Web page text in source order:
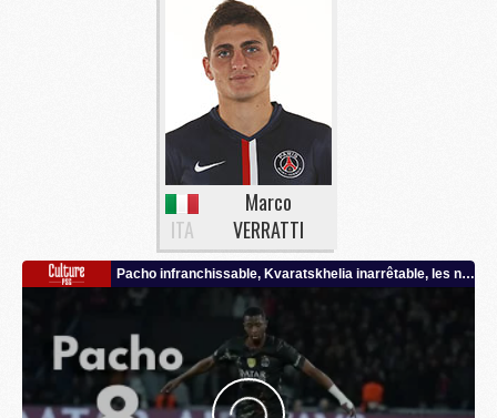
ITA
Marco
VERRATTI